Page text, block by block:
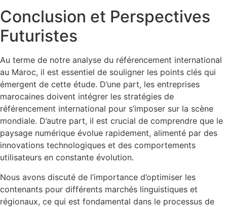
Conclusion et Perspectives
Futuristes
Au terme de notre analyse du référencement international
au Maroc, il est essentiel de souligner les points clés qui
émergent de cette étude. D’une part, les entreprises
marocaines doivent intégrer les stratégies de
référencement international pour s’imposer sur la scène
mondiale. D’autre part, il est crucial de comprendre que le
paysage numérique évolue rapidement, alimenté par des
innovations technologiques et des comportements
utilisateurs en constante évolution.
Nous avons discuté de l’importance d’optimiser les
contenants pour différents marchés linguistiques et
régionaux, ce qui est fondamental dans le processus de